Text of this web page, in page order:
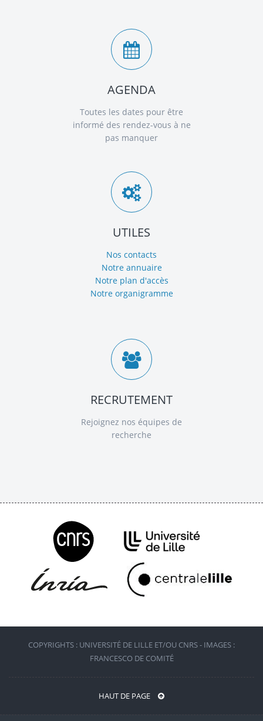
AGENDA
Toutes les dates pour être
informé des rendez-vous à ne
pas manquer
UTILES
Nos contacts
Notre annuaire
Notre plan d'accès
Notre organigramme
RECRUTEMENT
Rejoignez nos équipes de
recherche
COPYRIGHTS : UNIVERSITÉ DE LILLE ET/OU CNRS - IMAGES :
FRANCESCO DE COMITÉ
HAUT DE PAGE